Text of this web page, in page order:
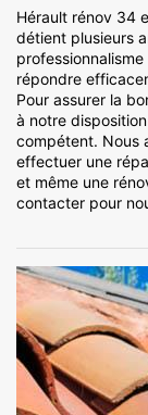
Hérault rénov 34
détient plusieurs
répondre
Pour assurer la
à notre
compétent. Nous
effectuer une
et même une
contacter pour